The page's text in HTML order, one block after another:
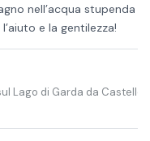
nell’acqua stupenda
e la gentilezza!
Lago di Garda da